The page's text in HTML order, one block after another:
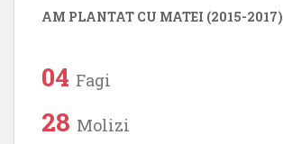
AM PLANTAT CU MATEI (2015-2017)
04 Fagi
28 Molizi